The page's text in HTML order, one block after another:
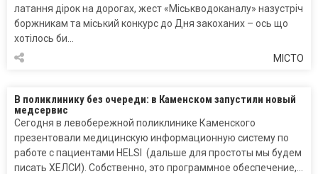
латання дірок на дорогах, жест «Міськводоканалу» назустріч
боржникам та міський конкурс до Дня закоханих – ось що
хотілось би…
МІСТО
В поликлинику без очереди: в Каменском запустили новый
медсервис
Сегодня в левобережной поликлинике Каменского
презентовали медицинскую информационную систему по
работе с пациентами HELSI (дальше для простоты мы будем
писать ХЕЛСИ). Собственно, это программное обеспечение,…